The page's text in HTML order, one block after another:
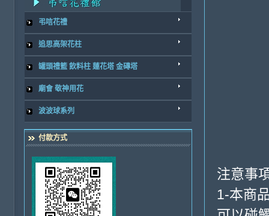
弔唁花禮
追思高架花柱
罐頭禮籃 飲料柱 蓮花塔 金磚塔
廟會 敬神用花
波波球系列
付款方式
注意事
1-本商